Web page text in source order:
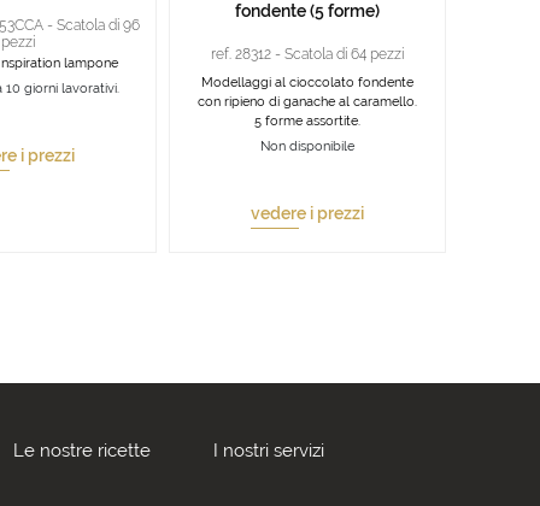
- Scatola di 96
pezzi
lampone
10 giorni lavorativi.
i prezzi
fondente (5 forme)
ref. 28312 - Scatola di 64 pezzi
Modellaggi al cioccolato fondente
con ripieno di ganache al caramello.
5 forme assortite.
Non disponibile
vedere i prezzi
Le nostre ricette I nostri servizi